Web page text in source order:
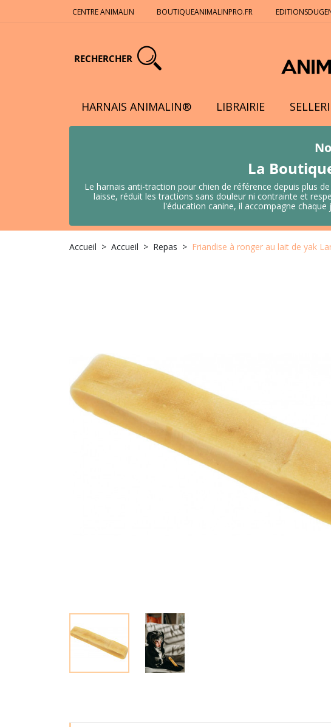
CENTRE ANIMALIN BOUTIQUEANIMALINPRO.FR
RECHERCHER
HARNAIS ANIMALIN® LIBRAIRIE
La
Le harnais anti-traction pour chien de référence depuis plus
laisse, réduit les tractions sans douleur ni contrainte et
l'éducation canine, il accompagne
Accueil Accueil Repas Friandise à ronger au lait de yak